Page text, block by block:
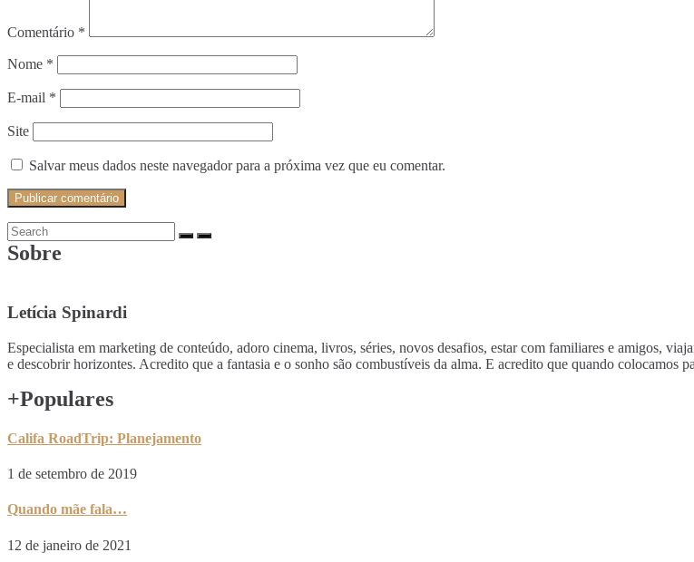
Comentário *
Nome *
E-mail *
Site
Salvar meus dados neste navegador para a próxima vez que eu comentar.
Search
for:
Search
Sobre
Letícia Spinardi
Especialista em marketing de conteúdo, adoro cinema, livros, séries, novos desafios, estar com familiares e amigos,
e descobrir horizontes. Acredito que a fantasia e o sonho são combustíveis da alma. E acredito que quando colocamos
+Populares
Califa RoadTrip: Planejamento
1 de setembro de 2019
Quando mãe fala…
12 de janeiro de 2021